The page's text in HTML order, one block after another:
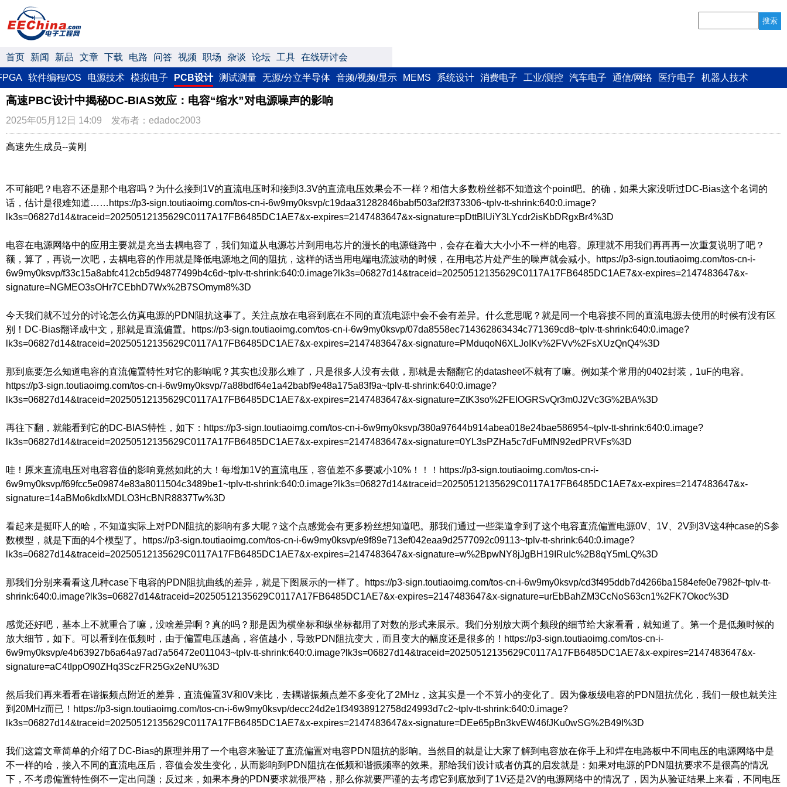
搜索
首页 新闻 新品 文章 下载 电路 问答 视频 职场 杂谈 论坛 工具 在线研讨会
软件编程/OS 电源技术 模拟电子 PCB设计 测试测量 无源/分立半导体 音频/视频/显示 MEMS 系统设计 消费电子 工业/测控 汽车电子 通信/网络 医疗电子 机器人技术
高速PBC设计中揭秘DC-BIAS效应：电容“缩水”对电源噪声的影响
2025年05月12日 14:09 发布者：edadoc2003
高速先生成员--黄刚
不可能吧？电容不还是那个电容吗？为什么接到1V的直流电压时和接到3.3V的直流电压效果会不一样？相信大多数粉丝都不知道这个point吧。的确，如果大家没听过DC-Bias这个名词的
话，估计是很难知道……https://p3-sign.toutiaoimg.com/tos-cn-i-6w9my0ksvp/c19daa31282846babf503af2ff373306~tplv-tt-shrink:640:0.image?
lk3s=06827d14&traceid=20250512135629C0117A17FB6485DC1AE7&x-expires=2147483647&x-signature=pDttBlUiY3LYcdr2isKbDRgxBr4%3D
电容在电源网络中的应用主要就是充当去耦电容了，我们知道从电源芯片到用电芯片的漫长的电源链路中，会存在着大大小小不一样的电容。原理就不用我们再再再一次重复说明了吧？
额，算了，再说一次吧，去耦电容的作用就是降低电源地之间的阻抗，这样的话当用电端电流波动的时候，在用电芯片处产生的噪声就会减小。https://p3-sign.toutiaoimg.com/tos-cn-i-
6w9my0ksvp/f33c15a8abfc412cb5d94877499b4c6d~tplv-tt-shrink:640:0.image?lk3s=06827d14&traceid=20250512135629C0117A17FB6485DC1AE7&x-expires=2147483647&x-
signature=NGMEO3sOHr7CEbhD7Wx%2B7SOmym8%3D
今天我们就不过分的讨论怎么仿真电源的PDN阻抗这事了。关注点放在电容到底在不同的直流电源中会不会有差异。什么意思呢？就是同一个电容接不同的直流电源去使用的时候有没有区
别！DC-Bias翻译成中文，那就是直流偏置。https://p3-sign.toutiaoimg.com/tos-cn-i-6w9my0ksvp/07da8558ec714362863434c771369cd8~tplv-tt-shrink:640:0.image?
lk3s=06827d14&traceid=20250512135629C0117A17FB6485DC1AE7&x-expires=2147483647&x-signature=PMduqoN6XLJoIKv%2FVv%2FsXUzQnQ4%3D
那到底要怎么知道电容的直流偏置特性对它的影响呢？其实也没那么难了，只是很多人没有去做，那就是去翻翻它的datasheet不就有了嘛。例如某个常用的0402封装，1uF的电容。
https://p3-sign.toutiaoimg.com/tos-cn-i-6w9my0ksvp/7a88bdf64e1a42babf9e48a175a83f9a~tplv-tt-shrink:640:0.image?
lk3s=06827d14&traceid=20250512135629C0117A17FB6485DC1AE7&x-expires=2147483647&x-signature=ZtK3so%2FEIOGRSvQr3m0J2Vc3G%2BA%3D
再往下翻，就能看到它的DC-BIAS特性，如下：https://p3-sign.toutiaoimg.com/tos-cn-i-6w9my0ksvp/380a97644b914abea018e24bae586954~tplv-tt-shrink:640:0.image?
lk3s=06827d14&traceid=20250512135629C0117A17FB6485DC1AE7&x-expires=2147483647&x-signature=0YL3sPZHa5c7dFuMfN92edPRVFs%3D
哇！原来直流电压对电容容值的影响竟然如此的大！每增加1V的直流电压，容值差不多要减小10%！！！https://p3-sign.toutiaoimg.com/tos-cn-i-
6w9my0ksvp/f69fcc5e09874e83a8011504c3489be1~tplv-tt-shrink:640:0.image?lk3s=06827d14&traceid=20250512135629C0117A17FB6485DC1AE7&x-expires=2147483647&x-
signature=14aBMo6kdIxMDLO3HcBNR8837Tw%3D
看起来是挺吓人的哈，不知道实际上对PDN阻抗的影响有多大呢？这个点感觉会有更多粉丝想知道吧。那我们通过一些渠道拿到了这个电容直流偏置电源0V、1V、2V到3V这4种case的S参
数模型，就是下面的4个模型了。https://p3-sign.toutiaoimg.com/tos-cn-i-6w9my0ksvp/e9f89e713ef042eaa9d2577092c09113~tplv-tt-shrink:640:0.image?
lk3s=06827d14&traceid=20250512135629C0117A17FB6485DC1AE7&x-expires=2147483647&x-signature=w%2BpwNY8jJgBH19IRuIc%2B8qY5mLQ%3D
那我们分别来看看这几种case下电容的PDN阻抗曲线的差异，就是下图展示的一样了。https://p3-sign.toutiaoimg.com/tos-cn-i-6w9my0ksvp/cd3f495ddb7d4266ba1584efe0e7982f~tplv-tt-
shrink:640:0.image?lk3s=06827d14&traceid=20250512135629C0117A17FB6485DC1AE7&x-expires=2147483647&x-signature=urEbBahZM3CcNoS63cn1%2FK7Okoc%3D
感觉还好吧，基本上不就重合了嘛，没啥差异啊？真的吗？那是因为横坐标和纵坐标都用了对数的形式来展示。我们分别放大两个频段的细节给大家看看，就知道了。第一个是低频时候的
放大细节，如下。可以看到在低频时，由于偏置电压越高，容值越小，导致PDN阻抗变大，而且变大的幅度还是很多的！https://p3-sign.toutiaoimg.com/tos-cn-i-
6w9my0ksvp/e4b63927b6a64a97ad7a56472e011043~tplv-tt-shrink:640:0.image?lk3s=06827d14&traceid=20250512135629C0117A17FB6485DC1AE7&x-expires=2147483647&x-
signature=aC4tIppO90ZHq3SczFR25Gx2eNU%3D
然后我们再来看看在谐振频点附近的差异，直流偏置3V和0V来比，去耦谐振频点差不多变化了2MHz，这其实是一个不算小的变化了。因为像板级电容的PDN阻抗优化，我们一般也就关注
到20MHz而已！https://p3-sign.toutiaoimg.com/tos-cn-i-6w9my0ksvp/decc24d2e1f34938912758d24993d7c2~tplv-tt-shrink:640:0.image?
lk3s=06827d14&traceid=20250512135629C0117A17FB6485DC1AE7&x-expires=2147483647&x-signature=DEe65pBn3kvEW46fJKu0wSG%2B49I%3D
我们这篇文章简单的介绍了DC-Bias的原理并用了一个电容来验证了直流偏置对电容PDN阻抗的影响。当然目的就是让大家了解到电容放在你手上和焊在电路板中不同电压的电源网络中是
不一样的哈，接入不同的直流电压后，容值会发生变化，从而影响到PDN阻抗在低频和谐振频率的效果。那给我们设计或者仿真的启发就是：如果对电源的PDN阻抗要求不是很高的情况
下，不考虑偏置特性倒不一定出问题；反过来，如果本身的PDN要求就很严格，那么你就要严谨的去考虑它到底放到了1V还是2V的电源网络中的情况了，因为从验证结果上来看，不同电压